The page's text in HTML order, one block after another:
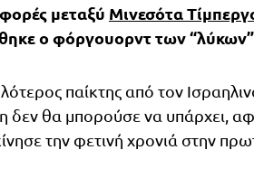
μεταξύ Μινεσότα
ο φόργουορντ των
παίκτης από τον
δεν θα μπορούσε να υπάρχει,
την φετινή χρονιά στην